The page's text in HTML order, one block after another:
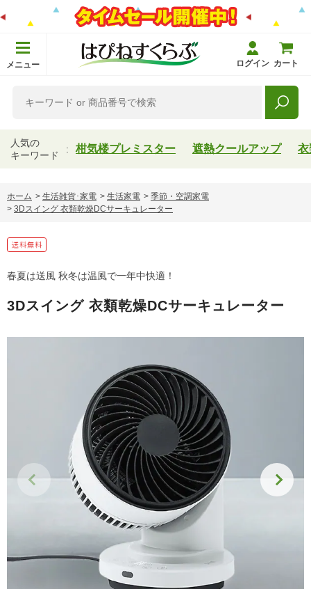
メニュー ログイン カート
人気の
キーワード
柑気楼プレミスター 遮熱クールアップ 衣
ホーム > 生活雑貨･家電 > 生活家電 > 季節・空調家電
> 3Dスイング 衣類乾燥DCサーキュレーター
春夏は送風 秋冬は温風で一年中快適！
3Dスイング 衣類乾燥DCサーキュレーター